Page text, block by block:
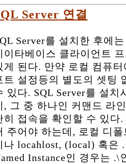
Server 연결
Server를 설치한 후에
이타베이스 클라이언트
게 된다. 만약 로컬 컴퓨
트 설정등의 별도의 셋팅
있다. SQL Server를 설
, 그 중 하나인 커맨드 라
히 접속을 확인할 수 있다
주어야 하는데, 로컬 디
나 locahlost, (local) 혹은
Instance인 경우는